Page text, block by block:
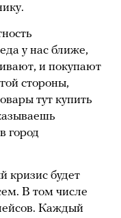
у нас ближе,
и покупают
стороны,
тут купить
город
кризис будет
В том числе
Каждый